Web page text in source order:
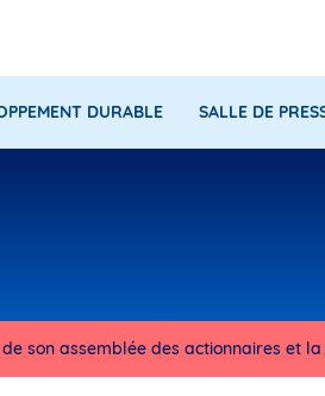
DURABLE SALLE DE
son assemblée des actionnaires et